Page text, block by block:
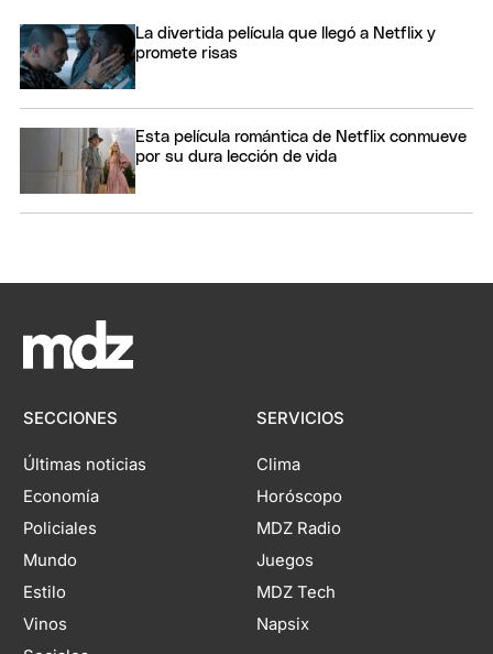
La divertida película que llegó a Netflix y
promete risas
Esta película romántica de Netflix conmueve
por su dura lección de vida
SECCIONES
Últimas noticias
Economía
Policiales
Mundo
Estilo
Vinos
SERVICIOS
Clima
Horóscopo
MDZ Radio
Juegos
MDZ Tech
Napsix